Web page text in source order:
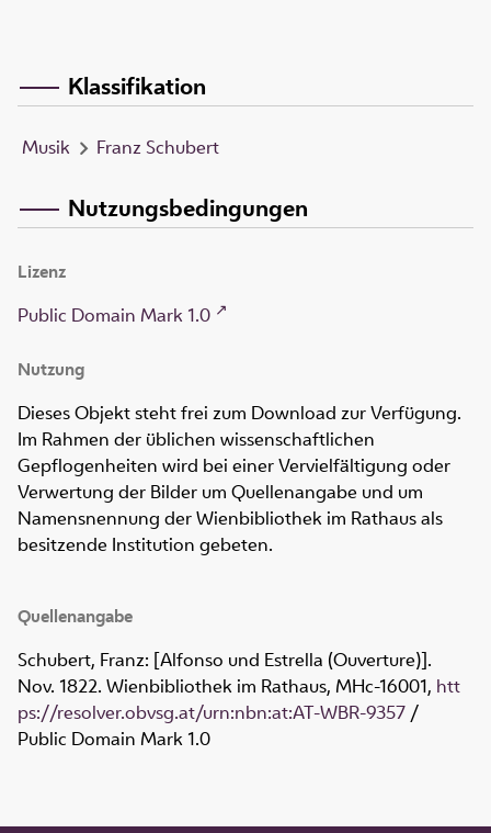
Klassifikation
Musik Franz Schubert
Nutzungsbedingungen
Lizenz
Public Domain Mark 1.0
Nutzung
Dieses Objekt steht frei zum Download zur Verfügung.
Im Rahmen der üblichen wissenschaftlichen
Gepflogenheiten wird bei einer Vervielfältigung oder
Verwertung der Bilder um Quellenangabe und um
Namensnennung der Wienbibliothek im Rathaus als
besitzende Institution gebeten.
Quellenangabe
Schubert, Franz: [Alfonso und Estrella (Ouverture)].
Nov. 1822. Wienbibliothek im Rathaus, MHc-16001, htt
ps://resolver.obvsg.at/urn:nbn:at:AT-WBR-9357 /
Public Domain Mark 1.0